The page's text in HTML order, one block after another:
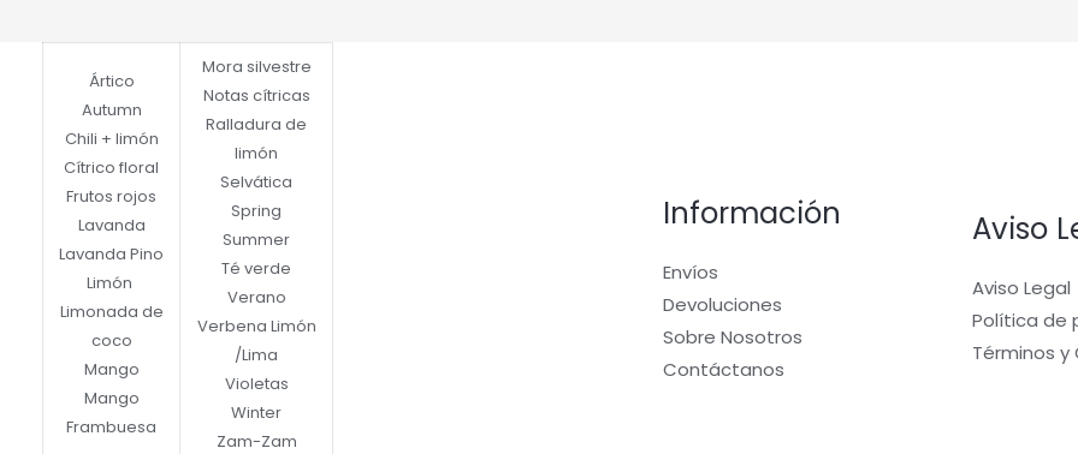
Ártico
Autumn
Chili + limón
Cítrico floral
Frutos rojos
Lavanda
Lavanda Pino
Limón
Limonada de
coco
Mango
Mango
Frambuesa
Mora silvestre
Notas cítricas
Ralladura de
limón
Selvática
Spring
Summer
Té verde
Verano
Verbena Limón
/Lima
Violetas
Winter
Zam-Zam
Información
Envíos
Devoluciones
Sobre Nosotros
Contáctanos
Aviso
Aviso Legal
Política de
Términos